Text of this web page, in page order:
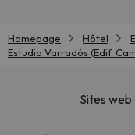
Homepage Hôtel
Estudio Varradós (Edif.
Sites